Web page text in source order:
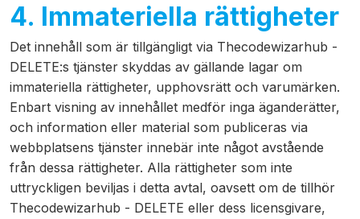
4. Immateriella rättigheter
Det innehåll som är tillgängligt via Thecodewizarhub -
DELETE:s tjänster skyddas av gällande lagar om
immateriella rättigheter, upphovsrätt och varumärken.
Enbart visning av innehållet medför inga äganderätter,
och information eller material som publiceras via
webbplatsens tjänster innebär inte något avstående
från dessa rättigheter. Alla rättigheter som inte
uttryckligen beviljas i detta avtal, oavsett om de tillhör
Thecodewizarhub - DELETE eller dess licensgivare,